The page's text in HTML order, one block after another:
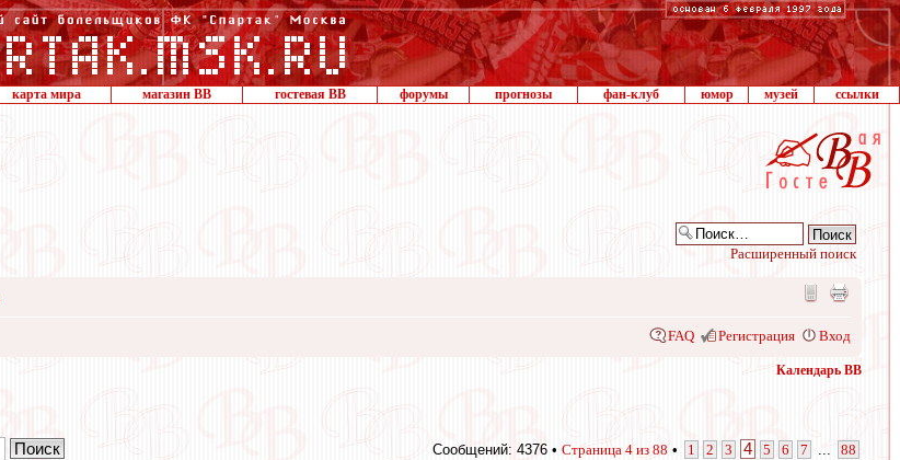
карта мира магазин ВВ гостевая ВВ форумы прогнозы фан-клуб юмор музей ссылки
Расширенный поиск
FAQ Регистрация Вход
Календарь ВВ
Сообщений: 4376 • Страница 4 из 88 • 1 2 3 4 5 6 7 88